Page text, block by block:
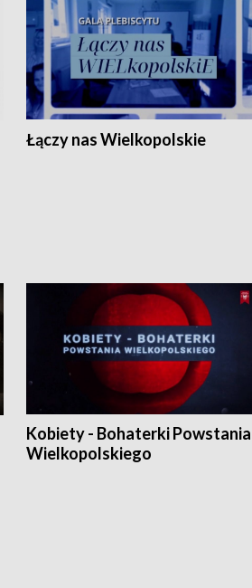
Łączy nas Wielkopolskie
Kobiety - Bohaterki Powstania
Wielkopolskiego